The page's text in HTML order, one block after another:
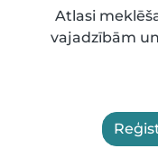
Atlasi
vajadzībām